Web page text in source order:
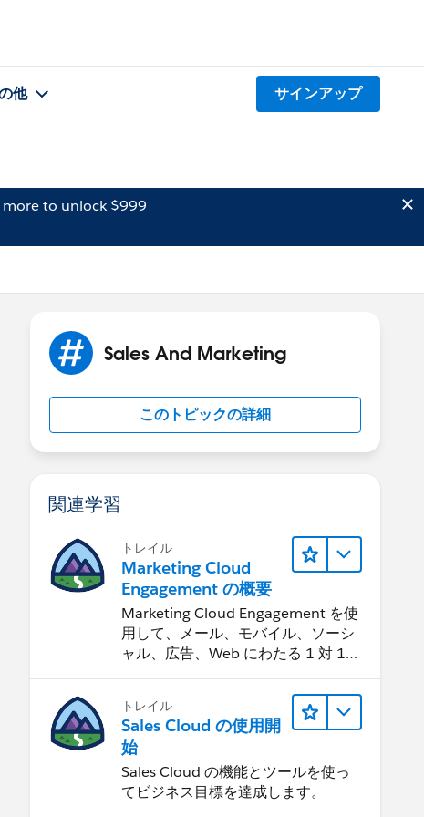
他 サインアップ
to unlock $999
Sales And Marketing
このトピックの詳細
関連学習
トレイル
Marketing Cloud
Engagement の概要
Marketing Cloud Engagement を使
用して、メール、モバイル、ソーシ
ャル、広告、Web にわたる 1 対 1
トレイル
Sales Cloud の使用開
始
Sales Cloud の機能とツールを使っ
てビジネス目標を達成します。